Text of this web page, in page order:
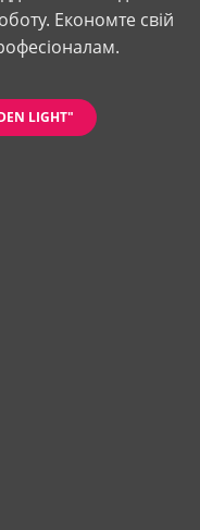
Економте свій
LIGHT"